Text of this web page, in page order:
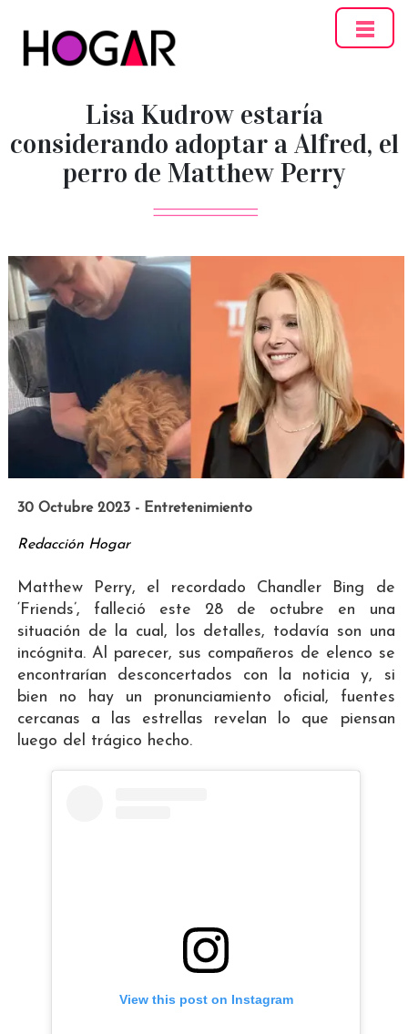
Lisa Kudrow estaría
considerando adoptar a Alfred, el
perro de Matthew Perry
30 Octubre 2023 - Entretenimiento
Redacción Hogar
Matthew Perry, el recordado Chandler Bing de
‘Friends’, falleció este 28 de octubre en una
situación de la cual, los detalles, todavía son una
incógnita. Al parecer, sus compañeros de elenco se
encontrarían desconcertados con la noticia y, si
bien no hay un pronunciamiento oficial, fuentes
cercanas a las estrellas revelan lo que piensan
luego del trágico hecho.
View this post on Instagram